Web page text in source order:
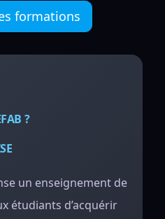
formations
?
un enseignement de
étudiants d’acquérir